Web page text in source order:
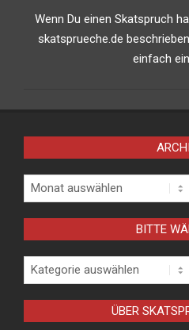
Wenn Du einen Skatspruch
skatsprueche.de
einfach
Archiv
BITTE
Bitte
wählen:
ÜBER